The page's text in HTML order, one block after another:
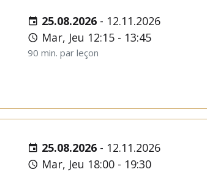
25.08.2026 - 12.11.2026
Mar, Jeu 12:15 - 13:45
90 min. par leçon
25.08.2026 - 12.11.2026
Mar, Jeu 18:00 - 19:30